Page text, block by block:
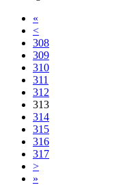
«
<
308
309
310
311
312
313
314
315
316
317
>
»